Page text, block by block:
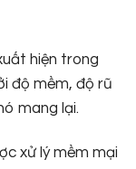
hiện trong
độ mềm, độ rũ
mang lại.
xử lý mềm mại